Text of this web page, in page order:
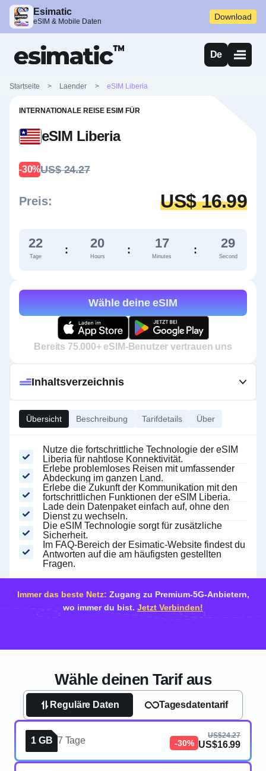
Esimatic
eSIM & Mobile Daten Download
De
Startseite > Laender > eSIM Liberia
INTERNATIONALE REISE ESIM FÜR
eSIM Liberia
-30%US$ 24.27
Preis: US$ 16.99
22
Tage
: 20
Hours
: 17
Minutes
: 27
Second
Wähle deine eSIM
Bereits 75.000+ eSIM-Benutzer vertrauen uns
Übersicht Beschreibung Tarifdetails Über
Nutze die fortschrittliche Technologie der eSIM
Liberia für nahtlose Konnektivität.
Erlebe problemloses Reisen mit umfassender
Abdeckung im ganzen Land.
Erlebe die Zukunft der Kommunikation mit den
fortschrittlichen Funktionen der eSIM Liberia.
Lade dein Datenpaket einfach auf, ohne den
Dienst zu wechseln.
Die eSIM Technologie sorgt für zusätzliche
Sicherheit.
Im FAQ-Bereich der Esimatic-Website findest du
Antworten auf die am häufigsten gestellten
Fragen.
Inhaltsverzeichnis
Immer das beste Netz: Zugang zu Premium-5G-Anbietern,
wo immer du bist. Jetzt Verbinden!
Wähle deinen Tarif aus
Reguläre Daten Tagesdatentarif
1 GB 7 Tage -30%
US$24.27
US$16.99